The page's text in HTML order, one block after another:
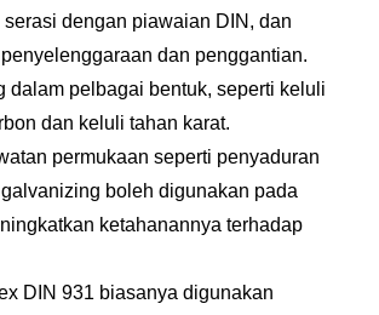
dengan piawaian DIN, dan
dan penggantian.
dalam pelbagai bentuk, seperti keluli
dan keluli tahan karat.
permukaan seperti penyaduran
boleh digunakan pada
ketahanannya terhadap
DIN 931 biasanya digunakan